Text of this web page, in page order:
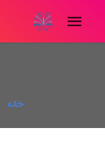
خانه